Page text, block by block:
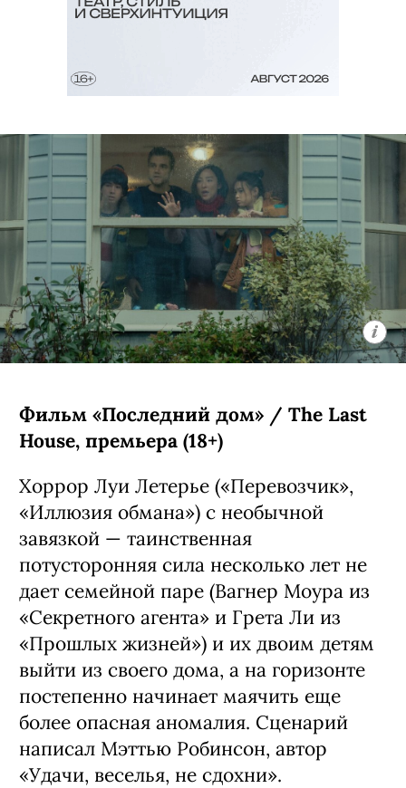
Фильм «Последний дом» / The Last
House, премьера (18+)
Хоррор Луи Летерье («Перевозчик»,
«Иллюзия обмана») с необычной
завязкой — таинственная
потусторонняя сила несколько лет не
дает семейной паре (Вагнер Моура из
«Секретного агента» и Грета Ли из
«Прошлых жизней») и их двоим детям
выйти из своего дома, а на горизонте
постепенно начинает маячить еще
более опасная аномалия. Сценарий
написал Мэттью Робинсон, автор
«Удачи, веселья, не сдохни».